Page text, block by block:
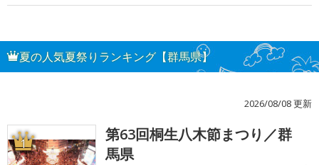
夏の人気夏祭りランキング【群馬県】
2026/08/08 更新
1
第63回桐生八木節まつり／群
馬県